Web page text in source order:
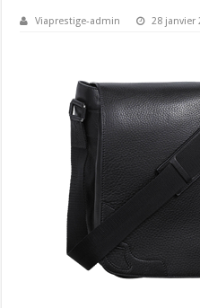
Viaprestige-admin 28 janvier